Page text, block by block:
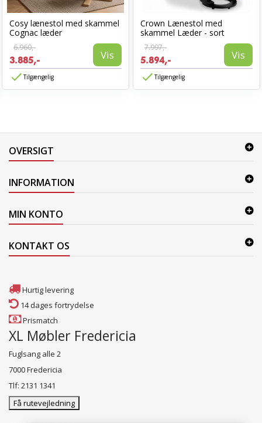
Cosy lænestol med skammel
Cognac læder
6.960,-
3.885,- Vis
Tilgængelig
Crown Lænestol med
skammel Læder - sort
7.997,-
5.894,- Vis
Tilgængelig
OVERSIGT
INFORMATION
MIN KONTO
KONTAKT OS
Hurtig levering
14 dages fortrydelse
Prismatch
XL Møbler Fredericia
Fuglsang alle 2
7000 Fredericia
Tlf: 2131 1341
Få rutevejledning